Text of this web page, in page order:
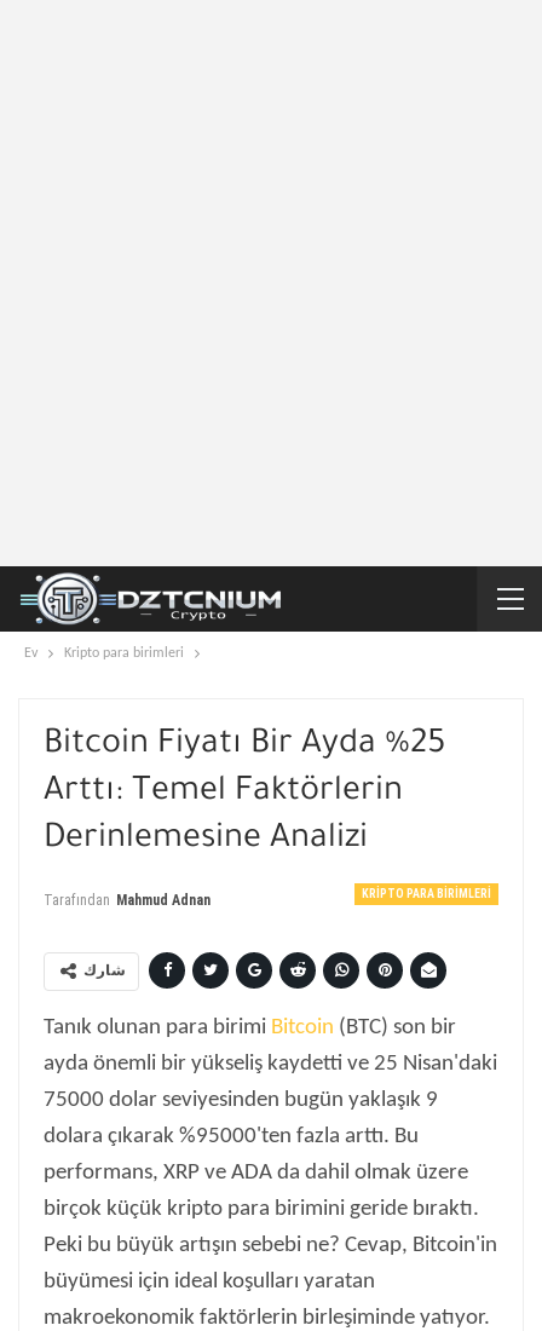
Ev Kripto para birimleri
Bitcoin Fiyatı Bir Ayda %25
Arttı: Temel Faktörlerin
Derinlemesine Analizi
KRIPTO PARA BIRIMLERI
Tarafından Mahmud Adnan
شارك
Tanık olunan para birimi Bitcoin (BTC) son bir
ayda önemli bir yükseliş kaydetti ve 25 Nisan'daki
75000 dolar seviyesinden bugün yaklaşık 9
dolara çıkarak %95000'ten fazla arttı. Bu
performans, XRP ve ADA da dahil olmak üzere
birçok küçük kripto para birimini geride bıraktı.
Peki bu büyük artışın sebebi ne? Cevap, Bitcoin'in
büyümesi için ideal koşulları yaratan
makroekonomik faktörlerin birleşiminde yatıyor.